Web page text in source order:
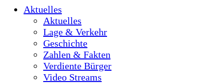
Aktuelles
Aktuelles
Lage & Verkehr
Geschichte
Zahlen & Fakten
Verdiente Bürger
Video Streams